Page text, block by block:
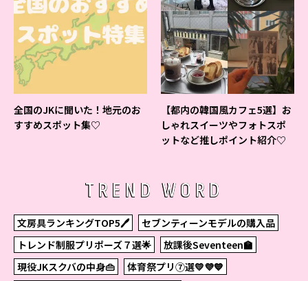
全国のJKに聞いた！地元のお
すすめスポット集♡
【都内の韓国風カフェ5選】お
しゃれスイーツやフォトスポ
ットなど推しポイント紹介♡
TREND WORD
文房具ランキングTOP5🖊
セブンティーンモデルの購入品
トレンド制服プリポーズ７選🌟
放課後Seventeen🏫
現役JKスクバの中身👜
体育祭プリ⑦選💛💜💙